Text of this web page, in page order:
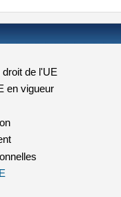
de l'UE
en vigueur